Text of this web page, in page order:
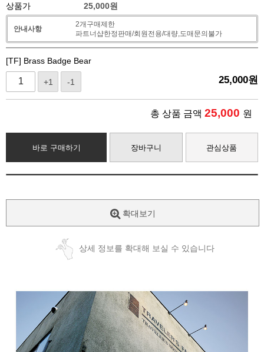
상품가 25,000원
안내사항
2개구매제한
파트너샵한정판매/회원전용/대량,도매문의불가
[TF] Brass Badge Bear
+1 -1 25,000원
총 상품 금액 25,000 원
바로 구매하기 장바구니 관심상품
확대보기
상세 정보를 확대해 보실 수 있습니다